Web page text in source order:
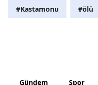
#Kastamonu #ölü
Gündem Spor